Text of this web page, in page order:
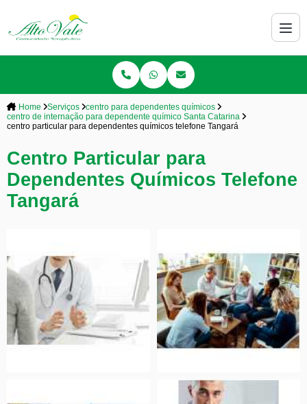
Home Serviços
centro para dependentes químicos
centro de internação para dependente químico Santa Catarina
centro particular para dependentes químicos telefone Tangará
Centro Particular para
Dependentes Químicos Telefone
Tangará